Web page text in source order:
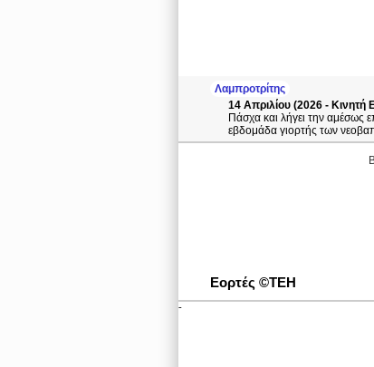
Λαμπροτρίτης
14 Απριλίου (2026 - Κινητή
Πάσχα και λήγει την αμέσως
εβδομάδα γιορτής των
Εορτές ©ΤΕΗ
-